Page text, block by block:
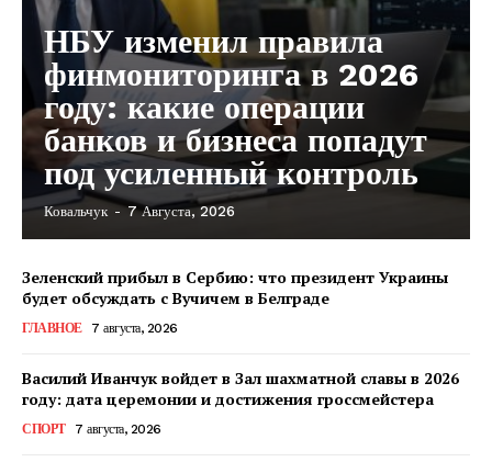
НБУ изменил правила
финмониторинга в 2026
году: какие операции
банков и бизнеса попадут
под усиленный контроль
Ковальчук - 7 Августа, 2026
Зеленский прибыл в Сербию: что президент Украины
будет обсуждать с Вучичем в Белграде
ГЛАВНОЕ 7 августа, 2026
Василий Иванчук войдет в Зал шахматной славы в 2026
году: дата церемонии и достижения гроссмейстера
СПОРТ 7 августа, 2026